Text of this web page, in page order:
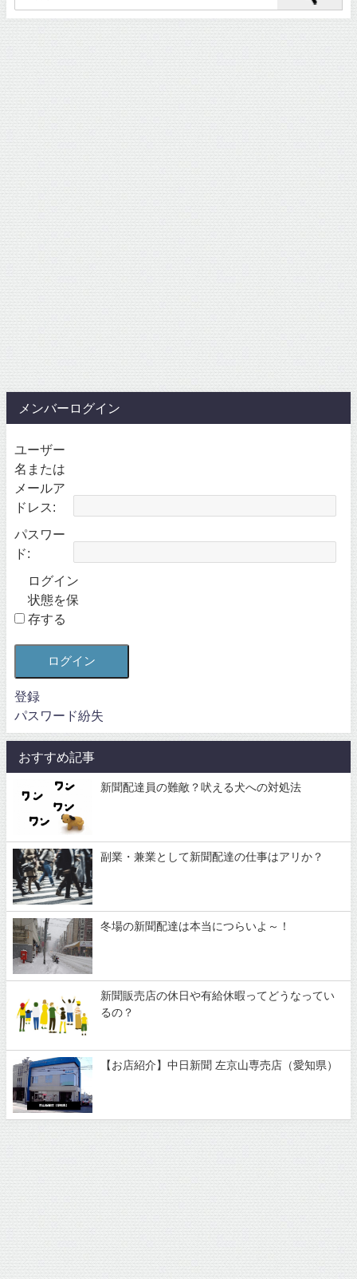
メンバーログイン
ユーザー
名または
メールア
ドレス:
パスワー
ド:
ログイン
状態を保
存する
ログイン
登録
パスワード紛失
おすすめ記事
新聞配達員の難敵？吠える犬への対処法
副業・兼業として新聞配達の仕事はアリか？
冬場の新聞配達は本当につらいよ～！
新聞販売店の休日や有給休暇ってどうなってい
るの？
【お店紹介】中日新聞 左京山専売店（愛知県）